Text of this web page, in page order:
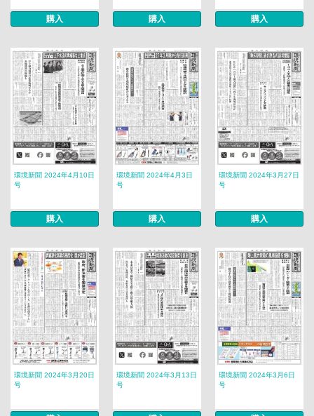
購入 購入 購入
環境新聞 2024年4月10日
号
購入
環境新聞 2024年4月3日
号
購入
環境新聞 2024年3月27日
号
購入
環境新聞 2024年3月20日
号
環境新聞 2024年3月13日
号
環境新聞 2024年3月6日
号